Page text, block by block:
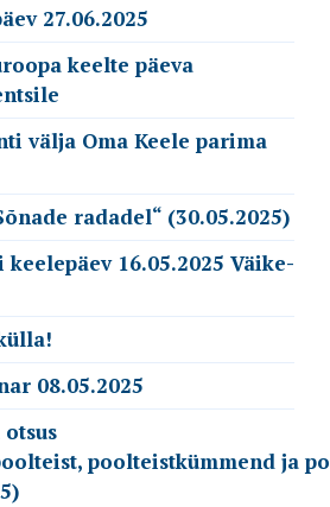
27.06.2025
keelte päeva
välja Oma Keele parima
radadel“ (30.05.2025)
keelepäev 16.05.2025 Väike-
08.05.2025
poolteistkümmend ja